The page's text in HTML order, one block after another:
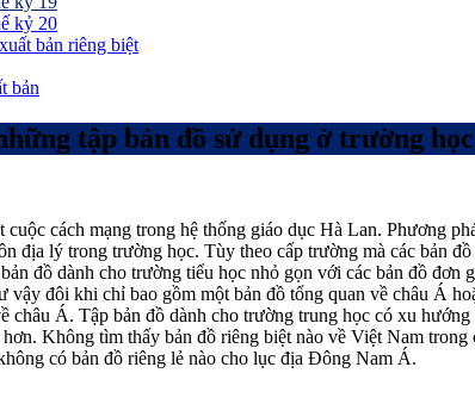
kỷ 20
bản riêng biệt
bản
tập bản đồ sử dụng ở trường
cuộc cách mạng trong hệ thống giáo dục Hà Lan. Phương
địa lý trong trường học. Tùy theo cấp trường mà các bản đồ
đồ dành cho trường tiểu học nhỏ gọn với các bản đồ đơn
vậy đôi khi chỉ bao gồm một bản đồ tổng quan về châu Á
châu Á. Tập bản đồ dành cho trường trung học có xu hướng
Không tìm thấy bản đồ riêng biệt nào về Việt Nam trong
có bản đồ riêng lẻ nào cho lục địa Đông Nam Á.